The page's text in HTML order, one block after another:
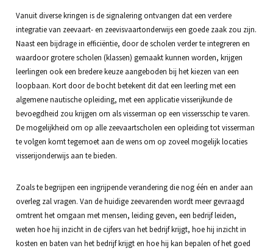
Vanuit diverse kringen is de signalering ontvangen dat een verdere
integratie van zeevaart- en zeevisvaartonderwijs een goede zaak zou zijn.
Naast een bijdrage in efficiëntie, door de scholen verder te integreren en
waardoor grotere scholen (klassen) gemaakt kunnen worden, krijgen
leerlingen ook een bredere keuze aangeboden bij het kiezen van een
loopbaan. Kort door de bocht betekent dit dat een leerling met een
algemene nautische opleiding, met een applicatie visserijkunde de
bevoegdheid zou krijgen om als visserman op een vissersschip te varen.
De mogelijkheid om op alle zeevaartscholen een opleiding tot visserman
te volgen komt tegemoet aan de wens om op zoveel mogelijk locaties
visserijonderwijs aan te bieden.
Zoals te begrijpen een ingrijpende verandering die nog één en ander aan
overleg zal vragen. Van de huidige zeevarenden wordt meer gevraagd
omtrent het omgaan met mensen, leiding geven, een bedrijf leiden,
weten hoe hij inzicht in de cijfers van het bedrijf krijgt, hoe hij inzicht in
kosten en baten van het bedrijf krijgt en hoe hij kan bepalen of het goed